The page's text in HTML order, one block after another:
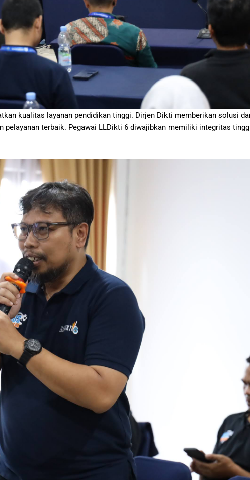
kualitas layanan pendidikan tinggi. Dirjen Dikti memberikan solusi
pelayanan terbaik. Pegawai LLDikti 6 diwajibkan memiliki integritas